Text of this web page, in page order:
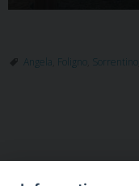
Angela Foligno Sorrentino